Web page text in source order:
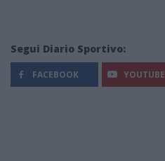
Segui Diario Sportivo:
FACEBOOK YOUTUBE